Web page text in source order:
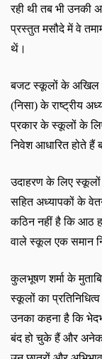
रही थी तब भी उनकी
प्रस्तुत मसौदे में वे
थें।
बजट स्कूलों के अखिल
(निसा) के राष्ट्रीय
प्रकार के स्कूलों के
निवेश आधारित होते हैं
उदाहरण के लिए
सहित अध्यापकों के
कठिन नहीं है कि आठ
वाले स्कूल एक समान
कुलभूषण शर्मा के
स्कूलों का प्रतिनिधित्व
उनका कहना है कि
बंद हो चुके हैं और अनेक